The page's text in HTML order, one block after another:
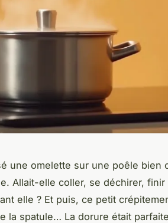
une omelette sur une poêle
Allait-elle coller, se déchirer,
elle ? Et puis, ce petit
la spatule… La dorure était